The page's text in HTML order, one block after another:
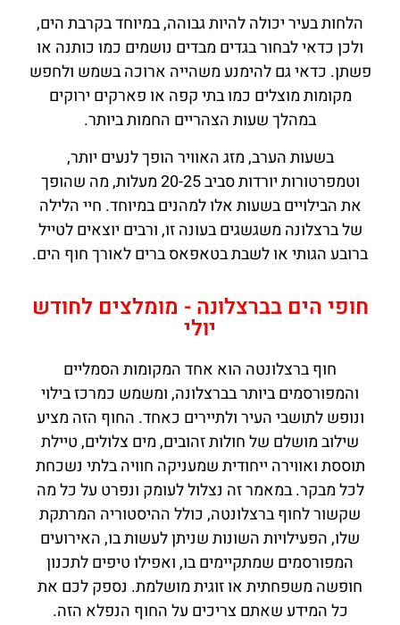
הלחות בעיר יכולה להיות גבוהה, במיוחד בקרבת הים,
ולכן כדאי לבחור בגדים מבדים נושמים כמו כותנה או
פשתן. כדאי גם להימנע משהייה ארוכה בשמש ולחפש
מקומות מוצלים כמו בתי קפה או פארקים ירוקים
במהלך שעות הצהריים החמות ביותר.
בשעות הערב, מזג האוויר הופך לנעים יותר,
וטמפרטורות יורדות סביב 20-25 מעלות, מה שהופך
את הבילויים בשעות אלו למהנים במיוחד. חיי הלילה
של ברצלונה משגשגים בעונה זו, ורבים יוצאים לטייל
ברובע הגותי או לשבת בטאפאס ברים לאורך חוף הים.
חופי הים בברצלונה - מומלצים לחודש
יולי
חוף ברצלונטה הוא אחד המקומות הסמליים
והמפורסמים ביותר בברצלונה, ומשמש כמרכז בילוי
ונופש לתושבי העיר ולתיירים כאחד. החוף הזה מציע
שילוב מושלם של חולות זהובים, מים צלולים, טיילת
תוססת ואווירה ייחודית שמעניקה חוויה בלתי נשכחת
לכל מבקר. במאמר זה נצלול לעומק ונפרט על כל מה
שקשור לחוף ברצלונטה, כולל ההיסטוריה המרתקת
שלו, הפעילויות השונות שניתן לעשות בו, האירועים
המפורסמים שמתקיימים בו, ואפילו טיפים לתכנון
חופשה משפחתית או זוגית מושלמת. נספק לכם את
כל המידע שאתם צריכים על החוף הנפלא הזה.